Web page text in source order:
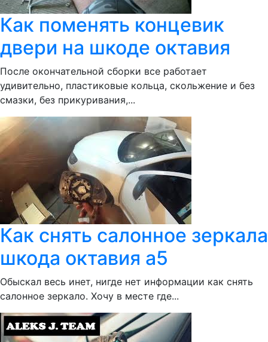
Как поменять концевик
двери на шкоде октавия
После окончательной сборки все работает
удивительно, пластиковые кольца, скольжение и без
смазки, без прикуривания,...
Как снять салонное зеркала
шкода октавия а5
Обыскал весь инет, нигде нет информации как снять
салонное зеркало. Хочу в месте где...